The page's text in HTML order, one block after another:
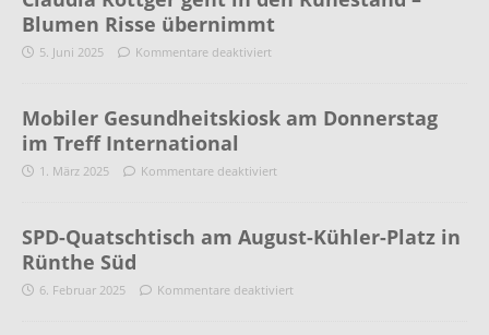
Blumen Risse übernimmt
5. Juni 2025 Kommentare deaktiviert
Mobiler Gesundheitskiosk am Donnerstag
im Treff International
1. März 2025 Kommentare deaktiviert
SPD-Quatschtisch am August-Kühler-Platz in
Rünthe Süd
6. Februar 2025 Kommentare deaktiviert